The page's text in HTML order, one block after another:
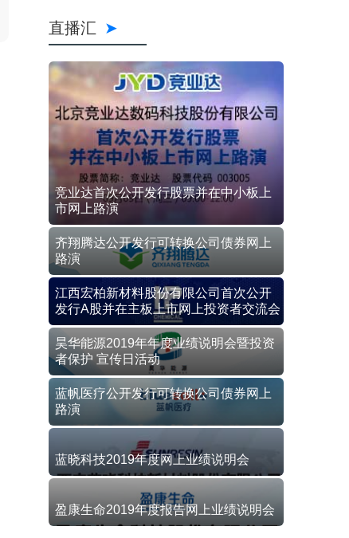
直播汇
竞业达首次公开发行股票并在中小板上
市网上路演
齐翔腾达公开发行可转换公司债券网上
路演
江西宏柏新材料股份有限公司首次公开
发行A股并在主板上市网上投资者交流会
昊华能源2019年年度业绩说明会暨投资
者保护 宣传日活动
蓝帆医疗公开发行可转换公司债券网上
路演
蓝晓科技2019年度网上业绩说明会
盈康生命2019年度报告网上业绩说明会